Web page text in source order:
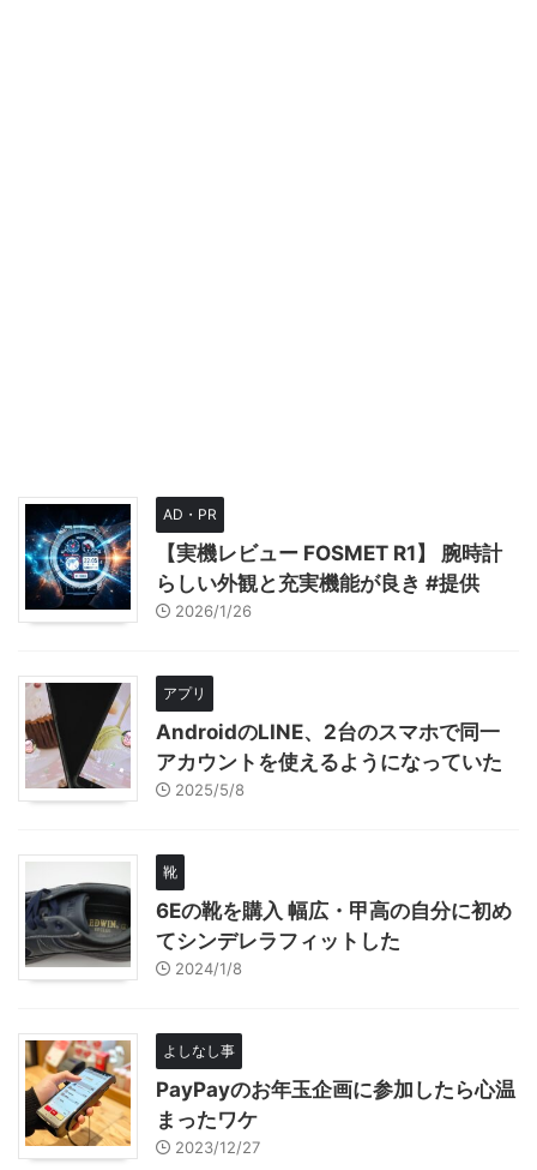
AD・PR
【実機レビュー FOSMET R1】 腕時計
らしい外観と充実機能が良き #提供
2026/1/26
アプリ
AndroidのLINE、2台のスマホで同一
アカウントを使えるようになっていた
2025/5/8
靴
6Eの靴を購入 幅広・甲高の自分に初め
てシンデレラフィットした
2024/1/8
よしなし事
PayPayのお年玉企画に参加したら心温
まったワケ
2023/12/27